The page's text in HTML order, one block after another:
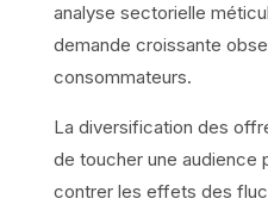
analyse sectorielle
demande croissante
consommateurs.
La diversification des
de toucher une audience
contrer les effets des